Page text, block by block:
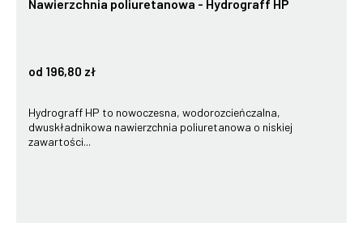
Nawierzchnia poliuretanowa - Hydrograff HP
od 196,80 zł
Hydrograff HP to nowoczesna, wodorozcieńczalna,
dwuskładnikowa nawierzchnia poliuretanowa o niskiej
zawartości...